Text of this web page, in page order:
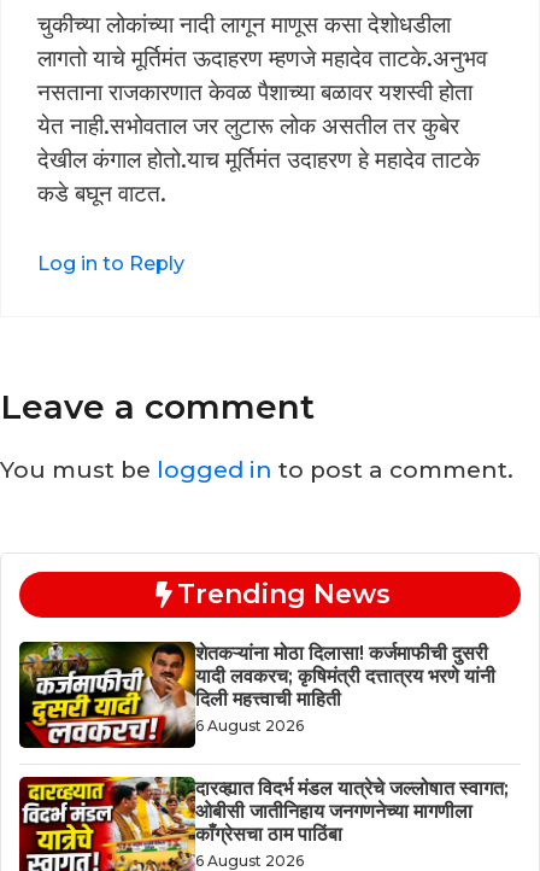
चुकीच्या लोकांच्या नादी लागून माणूस कसा देशोधडीला
लागतो याचे मूर्तिमंत ऊदाहरण म्हणजे महादेव ताटके.अनुभव
नसताना राजकारणात केवळ पैशाच्या बळावर यशस्वी होता
येत नाही.सभोवताल जर लुटारू लोक असतील तर कुबेर
देखील कंगाल होतो.याच मूर्तिमंत उदाहरण हे महादेव ताटके
कडे बघून वाटत.
Log in to Reply
Leave a comment
You must be logged in to post a comment.
Trending News
शेतकऱ्यांना मोठा दिलासा! कर्जमाफीची दुसरी
यादी लवकरच; कृषिमंत्री दत्तात्रय भरणे यांनी
दिली महत्त्वाची माहिती
6 August 2026
दारव्ह्यात विदर्भ मंडल यात्रेचे जल्लोषात स्वागत;
ओबीसी जातीनिहाय जनगणनेच्या मागणीला
काँग्रेसचा ठाम पाठिंबा
6 August 2026